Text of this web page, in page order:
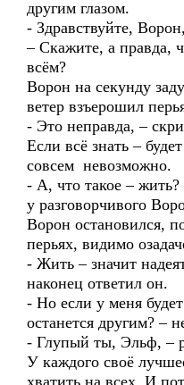
другим глазом.
- Здравствуйте,
– Скажите, а правда,
всём?
Ворон на секунду
ветер взъерошил
- Это неправда, –
Если всё знать –
совсем невозможно.
- А, что такое –
у разговорчивого
Ворон остановился,
перьях, видимо
- Жить – значит
наконец ответил он.
- Но если у меня
останется другим? –
- Глупый ты, Эльф, –
У каждого своё
хватить на всех. И